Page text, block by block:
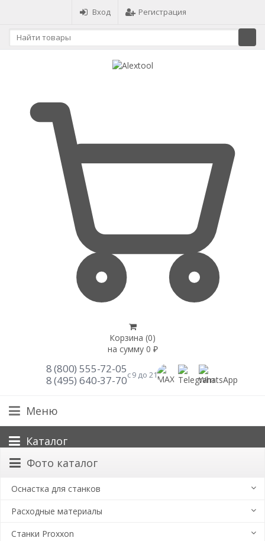
Вход Регистрация
Корзина (0)
на сумму 0 ₽
8 (800) 555-72-05
8 (495) 640-37-70с 9 до 21
Меню
Каталог
Фото каталог
Оснастка для станков
Расходные материалы
Станки Proxxon